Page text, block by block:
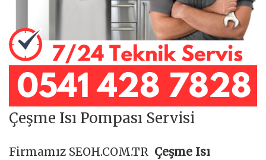
Çeşme Isı Pompası Servisi
Firmamız SEOH.COM.TR Çeşme Isı